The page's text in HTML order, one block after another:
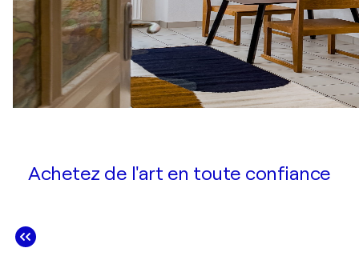
Achetez de l'art en toute confiance